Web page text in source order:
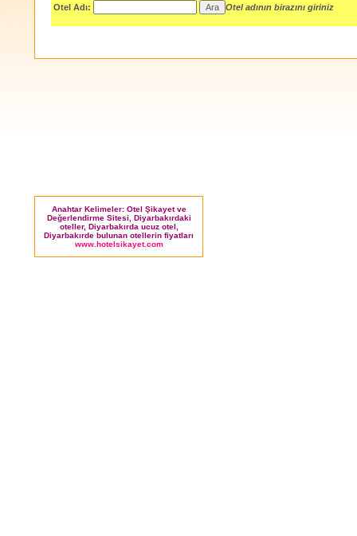
Otel Adı: Otel adının birazını giriniz
Anahtar Kelimeler: Otel Şikayet ve
Değerlendirme Sitesi, Diyarbakırdaki
oteller, Diyarbakırda ucuz otel,
Diyarbakırde bulunan otellerin fiyatları
www.hotelsikayet.com